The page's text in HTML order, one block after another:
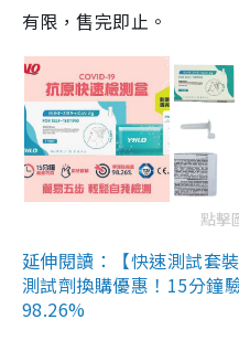
有限，售完即止。
點擊
延伸閱讀：【快速測試套
測試劑換購優惠！15分鐘
98.26%